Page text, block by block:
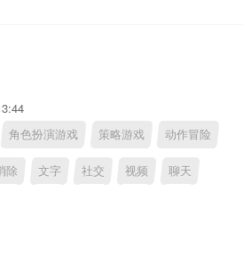
角色扮演游戏 策略游戏 动作冒险
除 文字 社交 视频 聊天